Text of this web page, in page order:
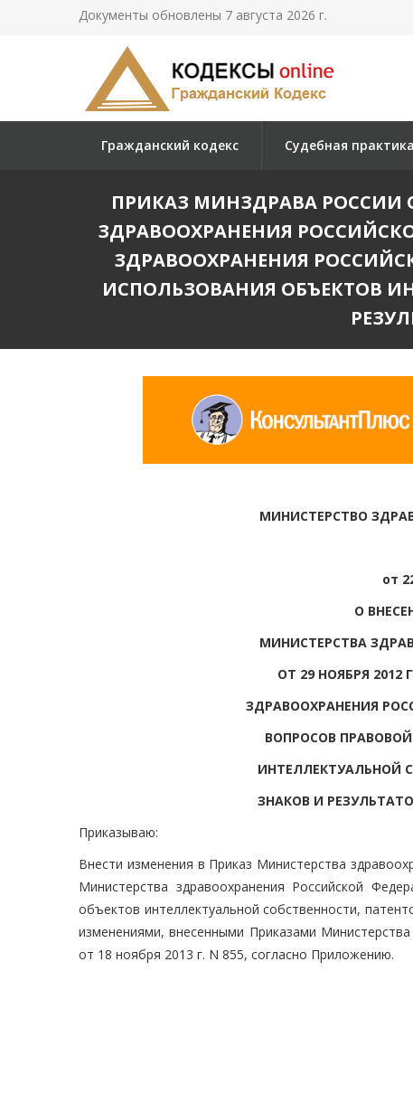
Документы обновлены 7 августа 2026 г.
Гражданский кодекс Судебная практика
ПРИКАЗ МИНЗДРАВА РОССИИ
ЗДРАВООХРАНЕНИЯ
ЗДРАВООХРАНЕНИЯ
ИСПОЛЬЗОВАНИЯ ОБЪЕКТОВ
МИНИСТЕРСТВО
от
О
МИНИСТЕРСТВА
ОТ 29 НОЯБРЯ 2012
ЗДРАВООХРАНЕНИЯ
ВОПРОСОВ
ИНТЕЛЛЕКТУАЛЬНОЙ
ЗНАКОВ И
Приказываю:
Внести изменения в Приказ Министерства
Министерства здравоохранения Российской
объектов интеллектуальной собственности,
изменениями, внесенными Приказами
от 18 ноября 2013 г. N 855, согласно Приложению.